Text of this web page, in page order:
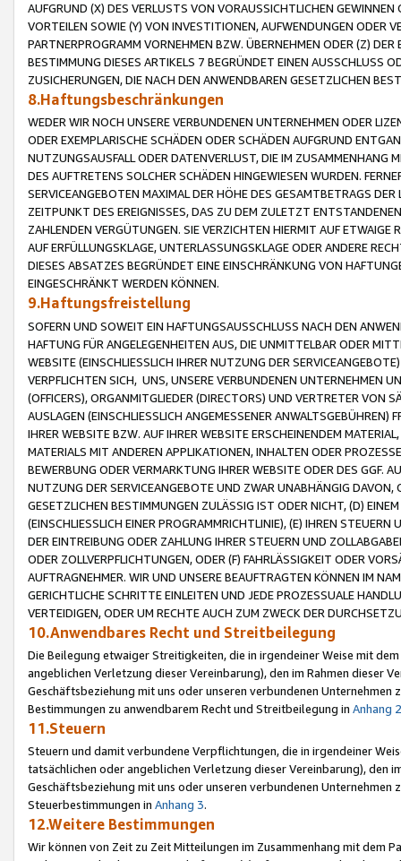
AUFGRUND (X) DES VERLUSTS VON VORAUSSICHTLICHEN
VORTEILEN SOWIE (Y) VON INVESTITIONEN, AUFWENDUNGEN ODER
PARTNERPROGRAMM VORNEHMEN BZW. ÜBERNEHMEN ODER (Z)
BESTIMMUNG DIESES ARTIKELS 7 BEGRÜNDET EINEN AUSSCHLUSS
ZUSICHERUNGEN, DIE NACH DEN ANWENDBAREN GESETZLICHEN
8.Haftungsbeschränkungen
WEDER WIR NOCH UNSERE VERBUNDENEN UNTERNEHMEN ODER
ODER EXEMPLARISCHE SCHÄDEN ODER SCHÄDEN AUFGRUND
NUTZUNGSAUSFALL ODER DATENVERLUST, DIE IM ZUSAMMENHANG
DES AUFTRETENS SOLCHER SCHÄDEN HINGEWIESEN WURDEN.
SERVICEANGEBOTEN MAXIMAL DER HÖHE DES GESAMTBETRAGS
ZEITPUNKT DES EREIGNISSES, DAS ZU DEM ZULETZT
ZAHLENDEN VERGÜTUNGEN. SIE VERZICHTEN HIERMIT AUF
AUF ERFÜLLUNGSKLAGE, UNTERLASSUNGSKLAGE ODER ANDERE
DIESES ABSATZES BEGRÜNDET EINE EINSCHRÄNKUNG VON
EINGESCHRÄNKT WERDEN KÖNNEN.
9.Haftungsfreistellung
SOFERN UND SOWEIT EIN HAFTUNGSAUSSCHLUSS NACH DEN
HAFTUNG FÜR ANGELEGENHEITEN AUS, DIE UNMITTELBAR ODER
WEBSITE (EINSCHLIESSLICH IHRER NUTZUNG DER
VERPFLICHTEN SICH, UNS, UNSERE VERBUNDENEN UNTERNEHMEN
(OFFICERS), ORGANMITGLIEDER (DIRECTORS) UND VERTRETER VON
AUSLAGEN (EINSCHLIESSLICH ANGEMESSENER
IHRER WEBSITE BZW. AUF IHRER WEBSITE ERSCHEINENDEM
MATERIALS MIT ANDEREN APPLIKATIONEN, INHALTEN ODER
BEWERBUNG ODER VERMARKTUNG IHRER WEBSITE ODER DES GGF.
NUTZUNG DER SERVICEANGEBOTE UND ZWAR UNABHÄNGIG
GESETZLICHEN BESTIMMUNGEN ZULÄSSIG IST ODER NICHT, (D)
(EINSCHLIESSLICH EINER PROGRAMMRICHTLINIE), (E) IHREN
DER EINTREIBUNG ODER ZAHLUNG IHRER STEUERN UND
ODER ZOLLVERPFLICHTUNGEN, ODER (F) FAHRLÄSSIGKEIT ODER
AUFTRAGNEHMER. WIR UND UNSERE BEAUFTRAGTEN KÖNNEN IM
GERICHTLICHE SCHRITTE EINLEITEN UND JEDE PROZESSUALE
VERTEIDIGEN, ODER UM RECHTE AUCH ZUM ZWECK DER
10.Anwendbares Recht und Streitbeilegung
Die Beilegung etwaiger Streitigkeiten, die in irgendeiner Weise mit
angeblichen Verletzung dieser Vereinbarung), den im Rahmen dieser
Geschäftsbeziehung mit uns oder unseren verbundenen
Bestimmungen zu anwendbarem Recht und Streitbeilegung in Anhang 2
11.Steuern
Steuern und damit verbundene Verpflichtungen, die in irgendeiner
tatsächlichen oder angeblichen Verletzung dieser Vereinbarung), den
Geschäftsbeziehung mit uns oder unseren verbundenen
Steuerbestimmungen in Anhang 3.
12.Weitere Bestimmungen
Wir können von Zeit zu Zeit Mitteilungen im Zusammenhang mit dem